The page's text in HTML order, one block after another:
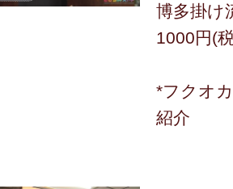
博多掛け
1000円(
*フクオ
紹介